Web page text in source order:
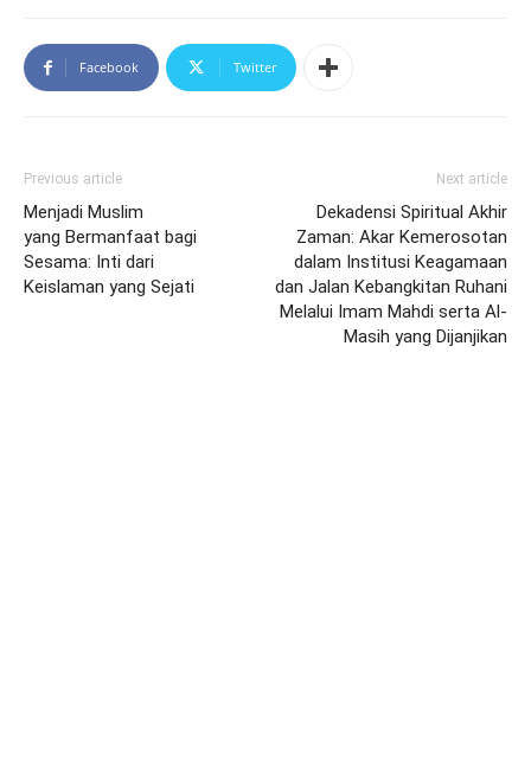
Facebook Twitter
Previous article
Menjadi Muslim
yang Bermanfaat bagi
Sesama: Inti dari
Keislaman yang Sejati
Next article
Dekadensi Spiritual Akhir
Zaman: Akar Kemerosotan
dalam Institusi Keagamaan
dan Jalan Kebangkitan Ruhani
Melalui Imam Mahdi serta Al-
Masih yang Dijanjikan